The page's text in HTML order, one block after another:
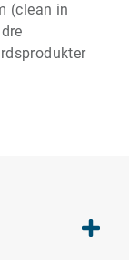
(clean in